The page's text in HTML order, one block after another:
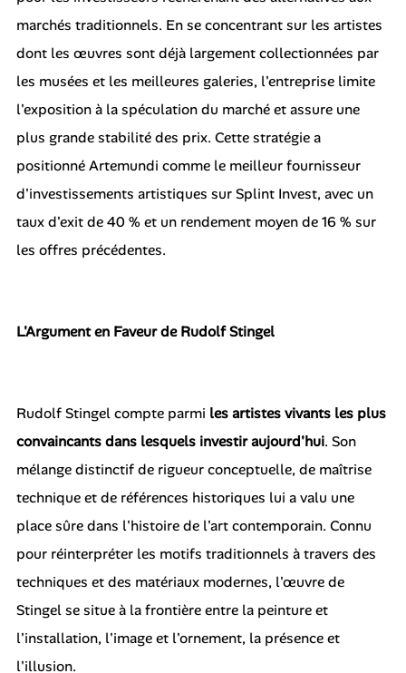
marchés traditionnels. En se concentrant sur les artistes
dont les œuvres sont déjà largement collectionnées par
les musées et les meilleures galeries, l'entreprise limite
l'exposition à la spéculation du marché et assure une
plus grande stabilité des prix. Cette stratégie a
positionné Artemundi comme le meilleur fournisseur
d'investissements artistiques sur Splint Invest, avec un
taux d'exit de 40 % et un rendement moyen de 16 % sur
les offres précédentes.
L'Argument en Faveur de Rudolf Stingel
Rudolf Stingel compte parmi les artistes vivants les plus
convaincants dans lesquels investir aujourd'hui. Son
mélange distinctif de rigueur conceptuelle, de maîtrise
technique et de références historiques lui a valu une
place sûre dans l'histoire de l'art contemporain. Connu
pour réinterpréter les motifs traditionnels à travers des
techniques et des matériaux modernes, l'œuvre de
Stingel se situe à la frontière entre la peinture et
l'installation, l'image et l'ornement, la présence et
l'illusion.